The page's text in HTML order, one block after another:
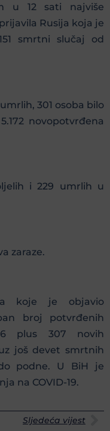
u 12 sati najviše
Rusija koja je
smrtni slučaj od
301 osoba bilo
novopotvrđena
i 229 umrlih u
zaraze.
koje je objavio
broj potvrđenih
plus 307 novih
još devet smrtnih
podne. U BiH je
na COVID-19.
Sljedeća vijest